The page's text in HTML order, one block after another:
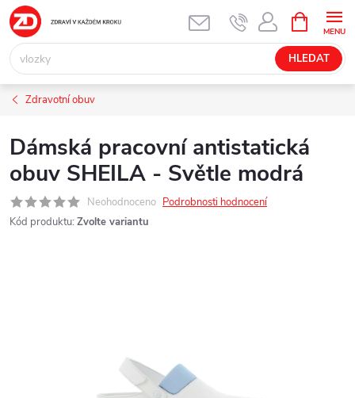
Přejít
na
obsah
HLEDAT
NÁKUPNÍ
KOŠÍK
Zdravotní obuv
Dámská pracovní antistatická
obuv SHEILA - Světle modrá
Neohodnoceno Podrobnosti hodnocení
Kód produktu: Zvolte variantu